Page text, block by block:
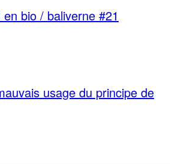
en bio / baliverne #21
usage du principe de